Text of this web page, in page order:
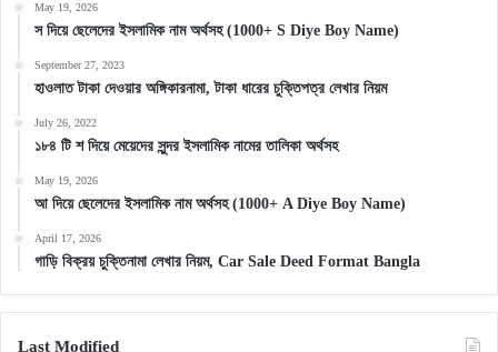
May 19, 2026
স দিয়ে ছেলেদের ইসলামিক নাম অর্থসহ (1000+ S Diye Boy Name)
September 27, 2023
হাওলাত টাকা দেওয়ার অঙ্গিকারনামা, টাকা ধারের চুক্তিপত্র লেখার নিয়ম
July 26, 2022
১৮৪ টি শ দিয়ে মেয়েদের সুন্দর ইসলামিক নামের তালিকা অর্থসহ
May 19, 2026
আ দিয়ে ছেলেদের ইসলামিক নাম অর্থসহ (1000+ A Diye Boy Name)
April 17, 2026
গাড়ি বিক্রয় চুক্তিনামা লেখার নিয়ম, Car Sale Deed Format Bangla
Last Modified